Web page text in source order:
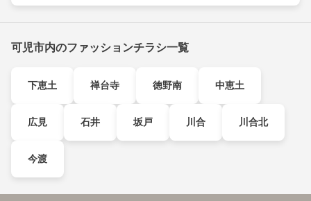
可児市内のファッションチラシ一覧
下恵土 禅台寺 徳野南 中恵土
広見 石井 坂戸 川合 川合北
今渡